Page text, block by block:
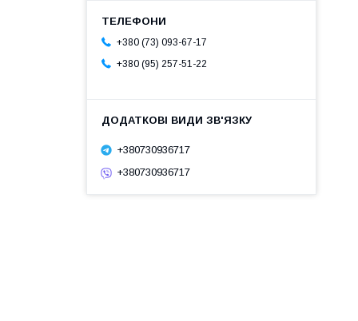
+380 (73) 093-67-17
+380 (95) 257-51-22
+380730936717
+380730936717